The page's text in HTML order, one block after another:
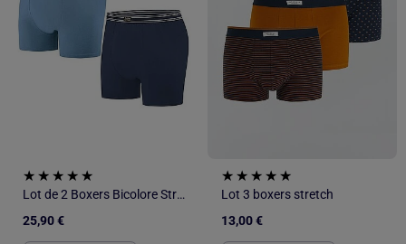
Lot de 2 Boxers Bicolore Stretch - ATLAS FOR MEN
25,90 €
Lot 3 boxers stretch
13,00 €